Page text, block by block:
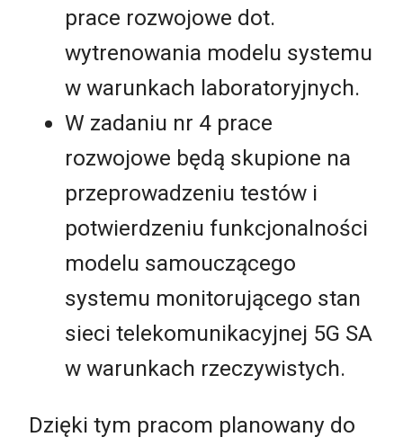
prace rozwojowe dot.
wytrenowania modelu systemu
w warunkach laboratoryjnych.
W zadaniu nr 4 prace
rozwojowe będą skupione na
przeprowadzeniu testów i
potwierdzeniu funkcjonalności
modelu samouczącego
systemu monitorującego stan
sieci telekomunikacyjnej 5G SA
w warunkach rzeczywistych.
Dzięki tym pracom planowany do